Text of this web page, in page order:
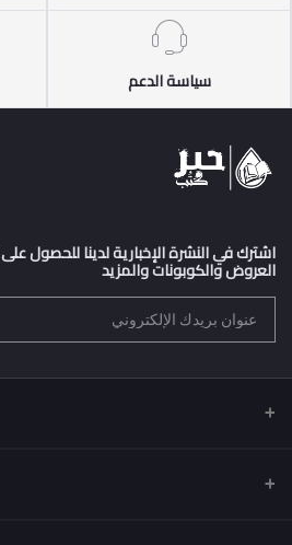
سياسة الدعم
اشترك في النشرة الإخبارية لدينا للحصول
العروض والكوبونات والمزيد
اتفاقية البيع عن بعد